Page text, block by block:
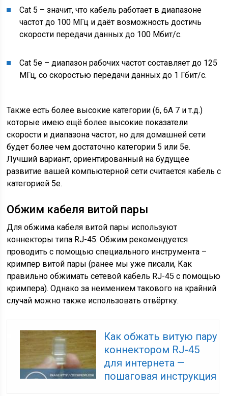
Cat 5 – значит, что кабель работает в диапазоне
частот до 100 МГц и даёт возможность достичь
скорости передачи данных до 100 Мбит/с.
Cat 5е – диапазон рабочих частот составляет до 125
МГц, со скоростью передачи данных до 1 Гбит/с.
Также есть более высокие категории (6, 6А 7 и т.д.)
которые имею ещё более высокие показатели
скорости и диапазона частот, но для домашней сети
будет более чем достаточно категории 5 или 5е.
Лучший вариант, ориентированный на будущее
развитие вашей компьютерной сети считается кабель с
категорией 5е.
Обжим кабеля витой пары
Для обжима кабеля витой пары используют
коннекторы типа RJ-45. Обжим рекомендуется
проводить с помощью специального инструмента –
кримпер витой пары (ранее мы уже писали, Как
правильно обжимать сетевой кабель RJ-45 с помощью
кримпера). Однако за неимением такового на крайний
случай можно также использовать отвёртку.
Как обжать витую пару
коннектором RJ-45
для интернета —
пошаговая инструкция